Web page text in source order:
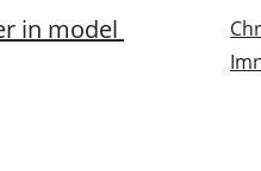
in model